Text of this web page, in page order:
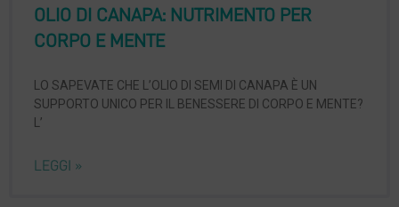
OLIO DI CANAPA: NUTRIMENTO PER
CORPO E MENTE
LO SAPEVATE CHE L’OLIO DI SEMI DI CANAPA È UN
SUPPORTO UNICO PER IL BENESSERE DI CORPO E MENTE?
L’
LEGGI »